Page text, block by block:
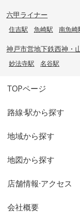
六甲ライナー
住吉駅 魚崎駅 南魚崎
神戸市営地下鉄西神・
妙法寺駅 名谷駅
TOPページ
路線·駅から探す
地域から探す
地図から探す
店舗情報·アクセス
会社概要